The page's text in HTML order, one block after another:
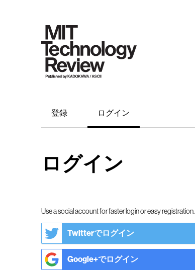
登録 ログイン
ログイン
Use a social account for faster login or easy registration.
Twitterでログイン
Google+でログイン